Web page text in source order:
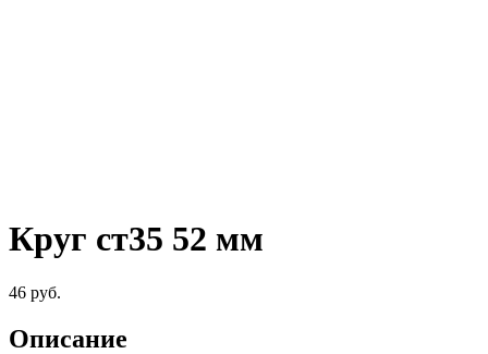
Круг ст35 52 мм
46 руб.
Описание